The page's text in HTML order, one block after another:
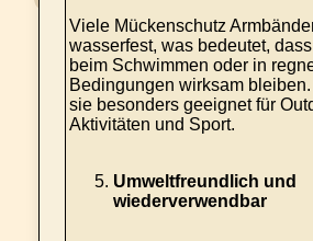
Viele Mückenschutz
wasserfest, was bedeutet,
beim Schwimmen oder in
Bedingungen wirksam
sie besonders geeignet für
Aktivitäten und Sport.
Umweltfreundlich und
wiederverwendbar